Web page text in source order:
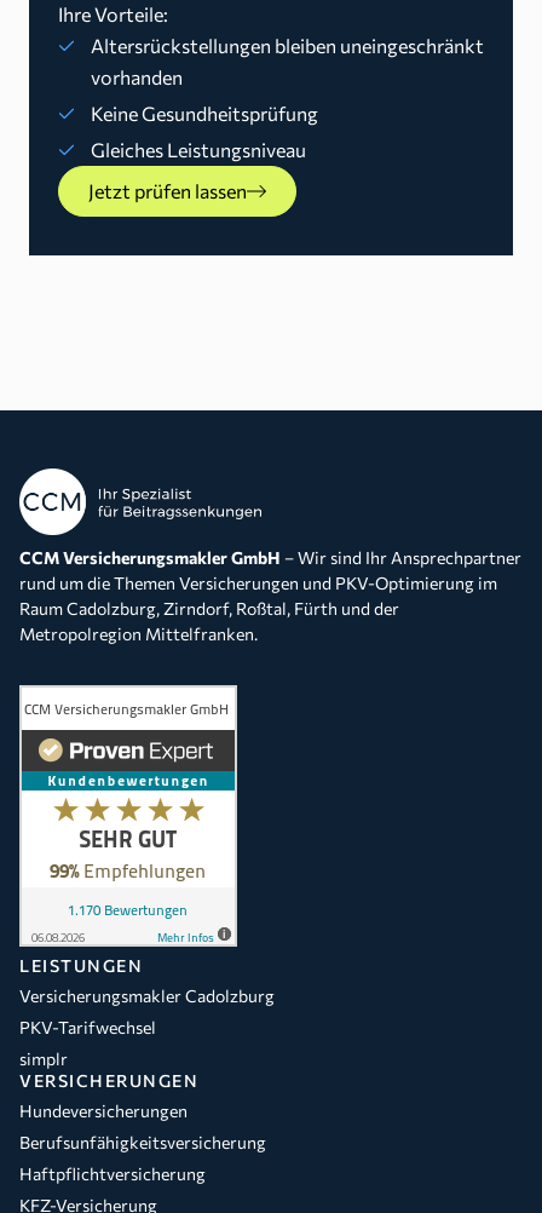
Ihre Vorteile:
Altersrückstellungen bleiben uneingeschränkt
vorhanden
Keine Gesundheitsprüfung
Gleiches Leistungsniveau
Jetzt prüfen lassen
CCM Versicherungsmakler GmbH – Wir sind Ihr Ansprechpartner
rund um die Themen Versicherungen und PKV-Optimierung im
Raum Cadolzburg, Zirndorf, Roßtal, Fürth und der
Metropolregion Mittelfranken.
LEISTUNGEN
Versicherungsmakler Cadolzburg
PKV-Tarifwechsel
simplr
VERSICHERUNGEN
Hundeversicherungen
Berufsunfähigkeitsversicherung
Haftpflichtversicherung
KFZ-Versicherung